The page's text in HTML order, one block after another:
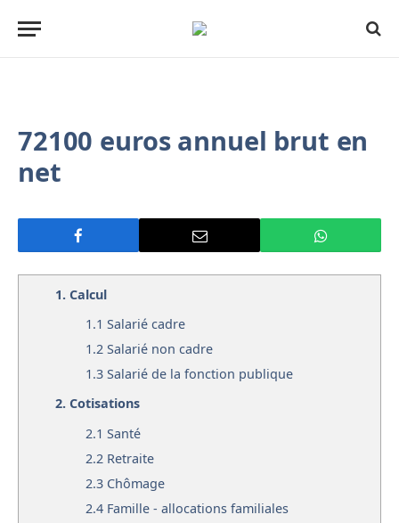
72100 euros annuel brut en
net
1. Calcul
1.1 Salarié cadre
1.2 Salarié non cadre
1.3 Salarié de la fonction publique
2. Cotisations
2.1 Santé
2.2 Retraite
2.3 Chômage
2.4 Famille - allocations familiales